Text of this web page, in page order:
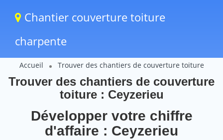
Chantier couverture toiture
charpente
Accueil Trouver des chantiers de couverture toiture
Trouver des chantiers de couverture
toiture : Ceyzerieu
Développer votre chiffre
d'affaire : Ceyzerieu